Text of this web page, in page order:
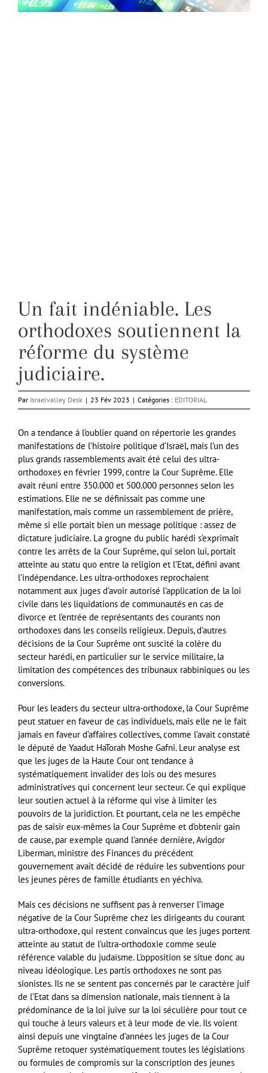
Un fait indéniable. Les
orthodoxes soutiennent la
réforme du système
judiciaire.
Par Israelvalley Desk | 23 Fév 2023 | Catégories : EDITORIAL
On a tendance à l’oublier quand on répertorie les grandes
manifestations de l’histoire politique d’Israël, mais l’un des
plus grands rassemblements avait été celui des ultra-
orthodoxes en février 1999, contre la Cour Suprême. Elle
avait réuni entre 350.000 et 500.000 personnes selon les
estimations. Elle ne se définissait pas comme une
manifestation, mais comme un rassemblement de prière,
même si elle portait bien un message politique : assez de
dictature judiciaire. La grogne du public harédi s’exprimait
contre les arrêts de la Cour Suprême, qui selon lui, portait
atteinte au statu quo entre la religion et l’Etat, défini avant
l’indépendance. Les ultra-orthodoxes reprochaient
notamment aux juges d’avoir autorisé l’application de la loi
civile dans les liquidations de communautés en cas de
divorce et l’entrée de représentants des courants non
orthodoxes dans les conseils religieux. Depuis, d’autres
décisions de la Cour Suprême ont suscité la colère du
secteur harédi, en particulier sur le service militaire, la
limitation des compétences des tribunaux rabbiniques ou les
conversions.
Pour les leaders du secteur ultra-orthodoxe, la Cour Suprême
peut statuer en faveur de cas individuels, mais elle ne le fait
jamais en faveur d’affaires collectives, comme l’avait constaté
le député de Yaadut HaTorah Moshe Gafni. Leur analyse est
que les juges de la Haute Cour ont tendance à
systématiquement invalider des lois ou des mesures
administratives qui concernent leur secteur. Ce qui explique
leur soutien actuel à la réforme qui vise à limiter les
pouvoirs de la juridiction. Et pourtant, cela ne les empêche
pas de saisir eux-mêmes la Cour Suprême et d’obtenir gain
de cause, par exemple quand l’année dernière, Avigdor
Liberman, ministre des Finances du précédent
gouvernement avait décidé de réduire les subventions pour
les jeunes pères de famille étudiants en yéchiva.
Mais ces décisions ne suffisent pas à renverser l’image
négative de la Cour Suprême chez les dirigeants du courant
ultra-orthodoxe, qui restent convaincus que les juges portent
atteinte au statut de l’ultra-orthodoxie comme seule
référence valable du judaïsme. L’opposition se situe donc au
niveau idéologique. Les partis orthodoxes ne sont pas
sionistes. Ils ne se sentent pas concernés par le caractère juif
de l’Etat dans sa dimension nationale, mais tiennent à la
prédominance de la loi juive sur la loi séculière pour tout ce
qui touche à leurs valeurs et à leur mode de vie. Ils voient
ainsi depuis une vingtaine d’années les juges de la Cour
Suprême retoquer systématiquement toutes les législations
ou formules de compromis sur la conscription des jeunes